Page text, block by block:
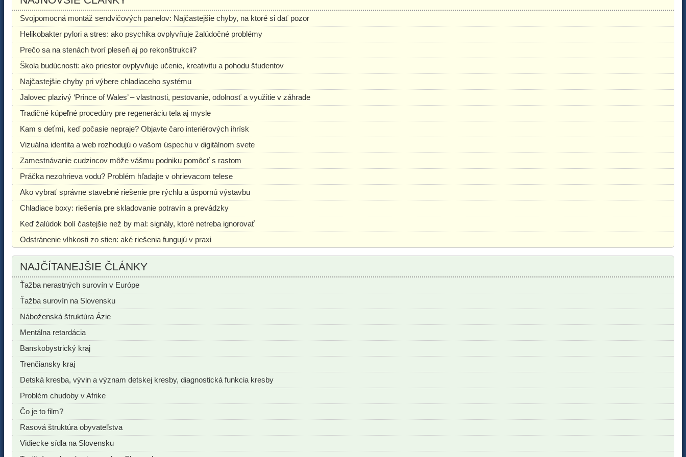
Svojpomocná montáž sendvičových panelov: Najčastejšie chyby, na ktoré si dať pozor
Helikobakter pylori a stres: ako psychika ovplyvňuje žalúdočné problémy
Prečo sa na stenách tvorí pleseň aj po rekonštrukcii?
Škola budúcnosti: ako priestor ovplyvňuje učenie, kreativitu a pohodu študentov
Najčastejšie chyby pri výbere chladiaceho systému
Jalovec plazivý ‘Prince of Wales’ – vlastnosti, pestovanie, odolnosť a využitie v záhrade
Tradičné kúpeľné procedúry pre regeneráciu tela aj mysle
Kam s deťmi, keď počasie nepraje? Objavte čaro interiérových ihrísk
Vizuálna identita a web rozhodujú o vašom úspechu v digitálnom svete
Zamestnávanie cudzincov môže vášmu podniku pomôcť s rastom
Práčka nezohrieva vodu? Problém hľadajte v ohrievacom telese
Ako vybrať správne stavebné riešenie pre rýchlu a úspornú výstavbu
Chladiace boxy: riešenia pre skladovanie potravín a prevádzky
Keď žalúdok bolí častejšie než by mal: signály, ktoré netreba ignorovať
Odstránenie vlhkosti zo stien: aké riešenia fungujú v praxi
NAJČÍTANEJŠIE ČLÁNKY
Ťažba nerastných surovín v Európe
Ťažba surovín na Slovensku
Náboženská štruktúra Ázie
Mentálna retardácia
Banskobystrický kraj
Trenčiansky kraj
Detská kresba, vývin a význam detskej kresby, diagnostická funkcia kresby
Problém chudoby v Afrike
Čo je to film?
Rasová štruktúra obyvateľstva
Vidiecke sídla na Slovensku